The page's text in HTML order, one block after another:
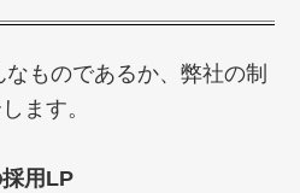
ものであるか、弊社の制
ます。
採用LP